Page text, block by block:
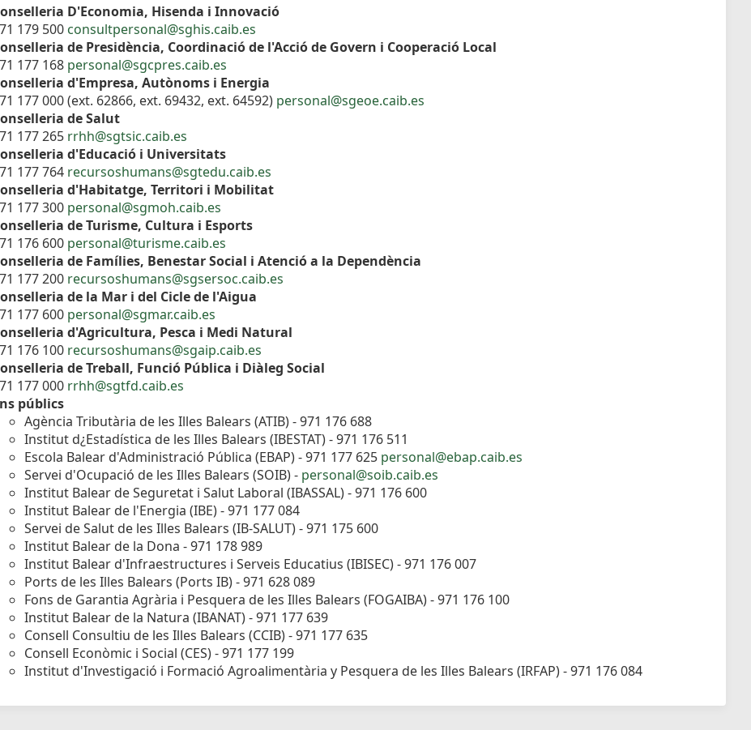
D'Economia, Hisenda i Innovació
179 500 consultpersonal@sghis.caib.es
de Presidència, Coordinació de l'Acció de Govern i Cooperació Local
177 168 personal@sgcpres.caib.es
d'Empresa, Autònoms i Energia
177 000 (ext. 62866, ext. 69432, ext. 64592) personal@sgeoe.caib.es
de Salut
177 265 rrhh@sgtsic.caib.es
d'Educació i Universitats
177 764 recursoshumans@sgtedu.caib.es
d'Habitatge, Territori i Mobilitat
177 300 personal@sgmoh.caib.es
de Turisme, Cultura i Esports
176 600 personal@turisme.caib.es
de Famílies, Benestar Social i Atenció a la Dependència
177 200 recursoshumans@sgsersoc.caib.es
de la Mar i del Cicle de l'Aigua
177 600 personal@sgmar.caib.es
d'Agricultura, Pesca i Medi Natural
176 100 recursoshumans@sgaip.caib.es
de Treball, Funció Pública i Diàleg Social
177 000 rrhh@sgtfd.caib.es
públics
Agència Tributària de les Illes Balears (ATIB) - 971 176 688
Institut d¿Estadística de les Illes Balears (IBESTAT) - 971 176 511
Escola Balear d'Administració Pública (EBAP) - 971 177 625 personal@ebap.caib.es
Servei d'Ocupació de les Illes Balears (SOIB) - personal@soib.caib.es
Institut Balear de Seguretat i Salut Laboral (IBASSAL) - 971 176 600
Institut Balear de l'Energia (IBE) - 971 177 084
Servei de Salut de les Illes Balears (IB-SALUT) - 971 175 600
Institut Balear de la Dona - 971 178 989
Institut Balear d'Infraestructures i Serveis Educatius (IBISEC) - 971 176 007
Ports de les Illes Balears (Ports IB) - 971 628 089
Fons de Garantia Agrària i Pesquera de les Illes Balears (FOGAIBA) - 971 176 100
Institut Balear de la Natura (IBANAT) - 971 177 639
Consell Consultiu de les Illes Balears (CCIB) - 971 177 635
Consell Econòmic i Social (CES) - 971 177 199
Institut d'Investigació i Formació Agroalimentària y Pesquera de les Illes Balears (IRFAP) - 971 176 084